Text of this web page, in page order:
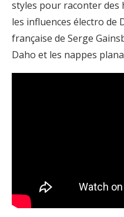
styles pour raconter des
les influences électro de
française de Serge
Daho et les nappes